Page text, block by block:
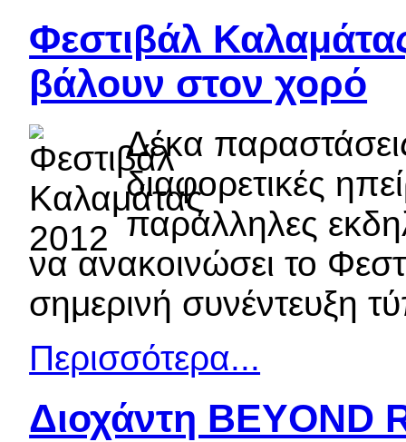
Φεστιβάλ
βάλουν στον χορό
Δέκα
διαφορετικές
παράλληλες
να ανακοινώσει το
σημερινή συνέντευξη
Περισσότερα...
Διοχάντη BEYOND